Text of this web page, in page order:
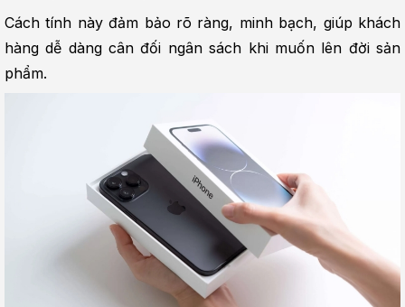
Cách tính này đảm bảo rõ ràng, minh bạch, giúp khách
hàng dễ dàng cân đối ngân sách khi muốn lên đời sản
phẩm.